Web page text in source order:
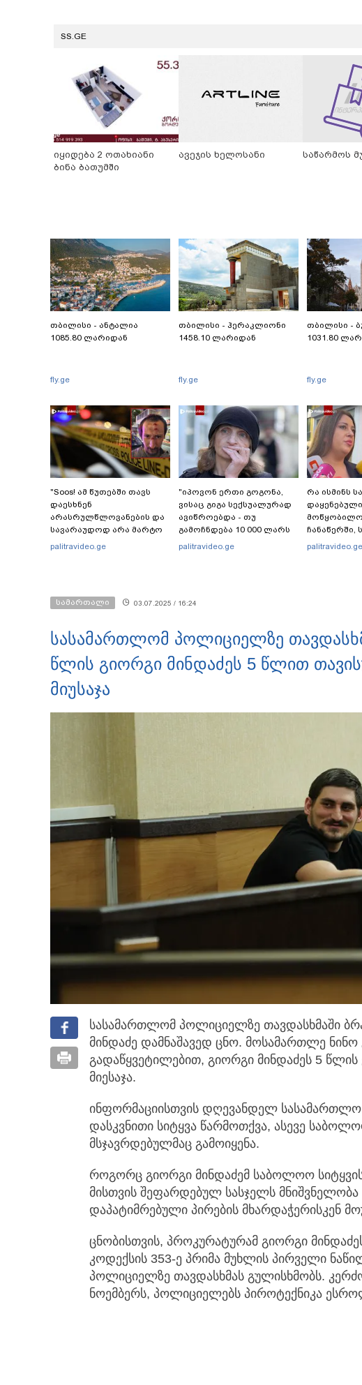
SS.GE
იყიდება 2 ოთახიანი
ბინა ბათუმში
ავეჯის ხელოსანი საწარმოს
თბილისი - ანტალია
1085.80 ლარიდან
fly.ge
თბილისი - ჰერაკლიონი
1458.10 ლარიდან
fly.ge
თბილისი -
1031.80
fly.ge
"Soos! ამ წუთებში თავს
დაესხნენ
არასრულწლოვანების და
სავარაუდოდ არა მარტო
არასრულწლოვანების
palitravideo.ge
"იპოვონ ერთი გოგონა,
ვისაც გიგა სექსუალურად
ავიწროებდა - თუ
გამოჩნდება 10 000 ლარს
ოფიციალურად,
palitravideo.ge
რა ისმინს
ჩანაწერში,
იმნაძე
palitravideo.ge
სამართალი 03.07.2025 / 16:24
სასამართლომ პოლიციელზე
წლის გიორგი მინდაძეს 5 წლით
მიუსაჯა
სასამართლომ პოლიციელზე თავდასხმაში
მინდაძე დამნაშავედ ცნო. მოსამართლე
გადაწყვეტილებით, გიორგი მინდაძეს 5
მიესაჯა.
ინფორმაციისთვის დღევანდელ სასამართლო
დასკვნითი სიტყვა წარმოთქვა, ასევე
მსჯავრდებულმაც გამოიყენა.
როგორც გიორგი მინდაძემ საბოლოო
მისთვის შეფარდებულ სასჯელს მნიშვნელობა
დაპატიმრებული პირების მხარდაჭერისკენ
ცნობისთვის, პროკურატურამ გიორგი
კოდექსის 353-ე პრიმა მუხლის პირველი
პოლიციელზე თავდასხმას გულისხმობს.
ნოემბერს, პოლიციელებს პიროტექნიკა